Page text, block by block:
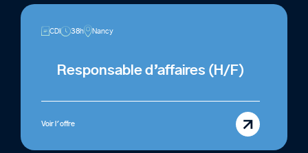
CDI 38h Nancy
Responsable d’affaires (H/F)
Voir l'offre